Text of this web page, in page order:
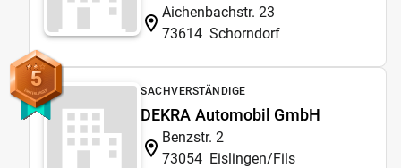
Aichenbachstr. 23
73614 Schorndorf
5 SACHVERSTÄNDIGE
DEKRA Automobil GmbH
Benzstr. 2
73054 Eislingen/Fils